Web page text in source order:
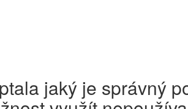
jaký je správný